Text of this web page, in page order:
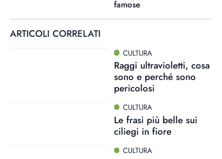
famose
ARTICOLI CORRELATI
CULTURA
Raggi ultravioletti, cosa
sono e perché sono
pericolosi
CULTURA
Le frasi più belle sui
ciliegi in fiore
CULTURA